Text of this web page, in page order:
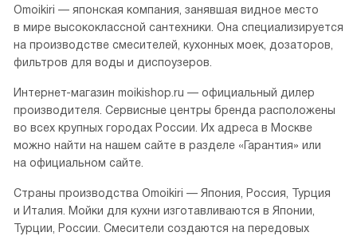
Omoikiri — японская компания, занявшая видное место
в мире высококлассной сантехники. Она специализируется
на производстве смесителей, кухонных моек, дозаторов,
фильтров для воды и диспоузеров.
Интернет-магазин moikishop.ru — официальный дилер
производителя. Сервисные центры бренда расположены
во всех крупных городах России. Их адреса в Москве
можно найти на нашем сайте в разделе «Гарантия» или
на официальном сайте.
Страны производства Omoikiri — Япония, Россия, Турция
и Италия. Мойки для кухни изготавливаются в Японии,
Турции, России. Смесители создаются на передовых